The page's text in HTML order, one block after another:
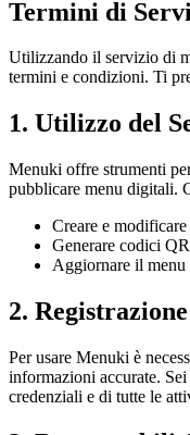
Termini di
Utilizzando il servizio di
termini e condizioni. Ti
1. Utilizzo del
Menuki offre strumenti
pubblicare menu digitali.
Creare e
Generare codici
Aggiornare il menu
2.
Per usare Menuki è
informazioni accurate.
credenziali e di tutte le